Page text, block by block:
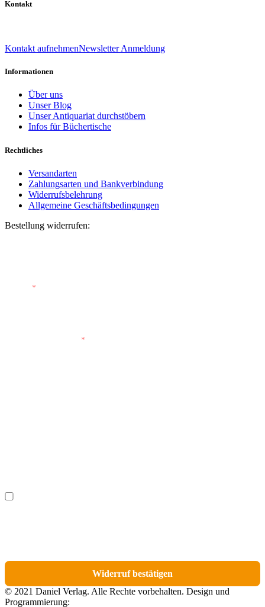
Kontakt
Kontakt aufnehmenNewsletter Anmeldung
Informationen
Über uns
Unser Blog
Unser Antiquariat durchstöbern
Infos für Büchertische
Rechtliches
Versandarten
Zahlungsarten und Bankverbindung
Widerrufsbelehrung
Allgemeine Geschäftsbedingungen
Bestellung widerrufen:
*
*
Ich möchte bestimmte Positionen für den Widerruf
Widerruf bestätigen
© 2021 Daniel Verlag. Alle Rechte vorbehalten. Design und
Programmierung: